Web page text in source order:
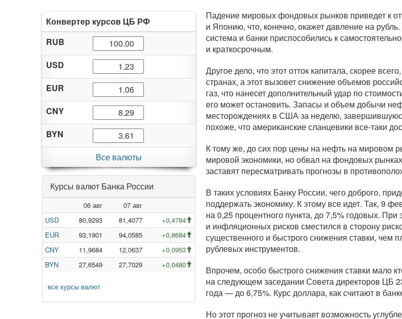
Конвертер курсов ЦБ РФ
RUB
USD
EUR
CNY
BYN
Все валюты
Курсы валют Банка России
06 авг
07 авг
USD
80,9293 81,4077
+0,4784
EUR
93,1901 94,0585
+0,8684
CNY
11,9684 12,0637
+0,0953
BYN
27,6549 27,7029 +0,0480
все курсы валют
Падение мировых фондовых рынков приведет к
и Японию, что, конечно, окажет давление на
система и банки приспособились к
и краткосрочным.
Другое дело, что этот отток капитала, скорее
странах, а этот вызовет снижение объемов
газ, что нанесет дополнительный удар по
его может остановить. Запасы и объем добычи
месторождениях в США за неделю,
похоже, что американские сланцевики все-таки
К тому же, до сих пор цены на нефть на мировом
мировой экономики, но обвал на фондовых
заставят пересматривать прогнозы в
В таких условиях Банку России, чего доброго,
поддержать экономику. К этому все идет. Так, 9
на 0,25 процентного пункта, до 7,5% годовых.
и инфляционных рисков сместился в сторону
существенного и быстрого снижения ставки, чем
рублевых инструментов.
Впрочем, особо быстрого снижения ставки мало
на следующем заседании Совета директоров ЦБ
года — до 6,75%. Курс доллара, как считают в
Но этот прогноз не учитывает возможность